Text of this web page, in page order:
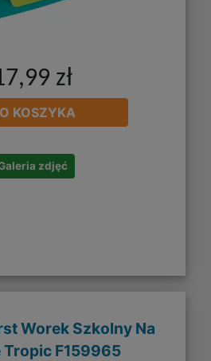
zł
KOSZYKA
zdjęć
Worek Szkolny Na
Tropic F159965